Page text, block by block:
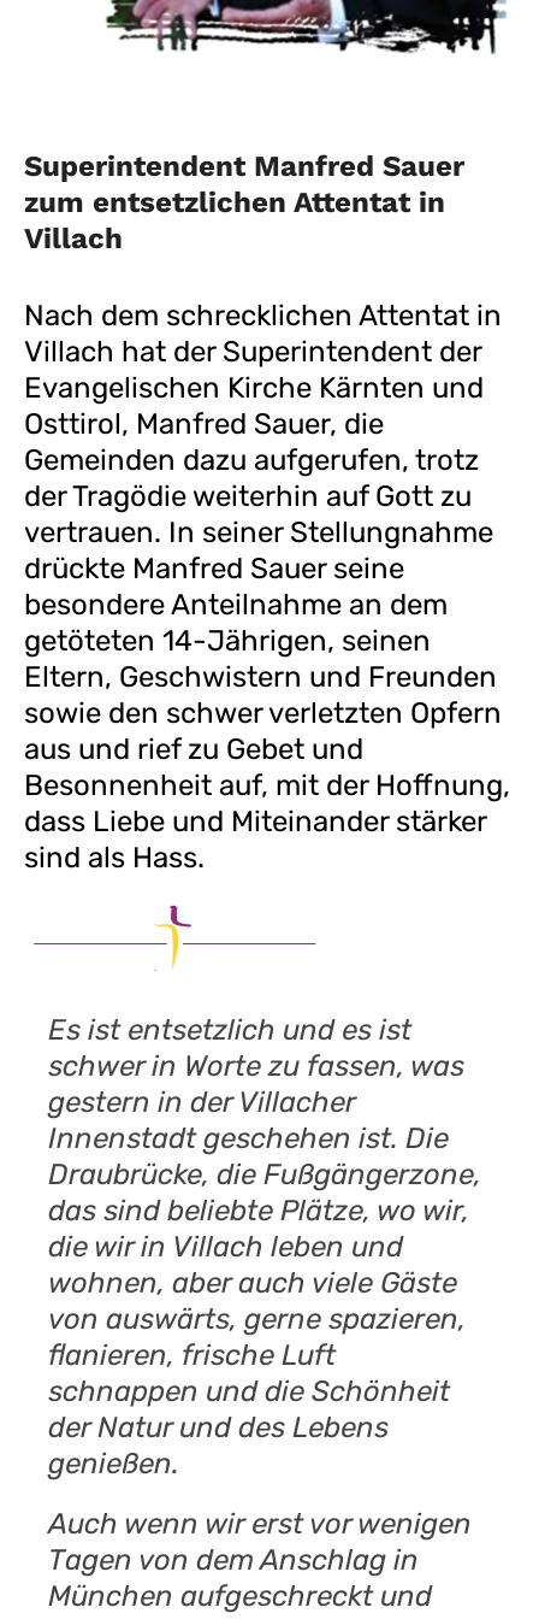
Superintendent Manfred Sauer
zum entsetzlichen Attentat in
Villach
Nach dem schrecklichen Attentat in
Villach hat der Superintendent der
Evangelischen Kirche Kärnten und
Osttirol, Manfred Sauer, die
Gemeinden dazu aufgerufen, trotz
der Tragödie weiterhin auf Gott zu
vertrauen. In seiner Stellungnahme
drückte Manfred Sauer seine
besondere Anteilnahme an dem
getöteten 14-Jährigen, seinen
Eltern, Geschwistern und Freunden
sowie den schwer verletzten Opfern
aus und rief zu Gebet und
Besonnenheit auf, mit der Hoffnung,
dass Liebe und Miteinander stärker
sind als Hass.
Es ist entsetzlich und es ist
schwer in Worte zu fassen, was
gestern in der Villacher
Innenstadt geschehen ist. Die
Draubrücke, die Fußgängerzone,
das sind beliebte Plätze, wo wir,
die wir in Villach leben und
wohnen, aber auch viele Gäste
von auswärts, gerne spazieren,
flanieren, frische Luft
schnappen und die Schönheit
der Natur und des Lebens
genießen.
Auch wenn wir erst vor wenigen
Tagen von dem Anschlag in
München aufgeschreckt und